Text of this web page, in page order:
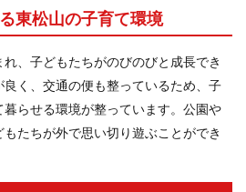
東松山の子育て環境
、子どもたちがのびのびと成長でき
く、交通の便も整っているため、子
らせる環境が整っています。公園や
たちが外で思い切り遊ぶことができ